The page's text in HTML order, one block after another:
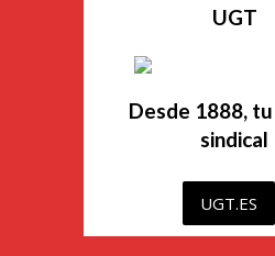
UGT
Desde 1888,
sindical
UGT.ES